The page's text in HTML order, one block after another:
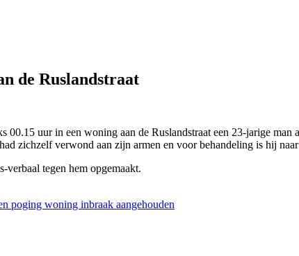
de Ruslandstraat
00.15 uur in een woning aan de Ruslandstraat een 23-jarige
zichzelf verwond aan zijn armen en voor behandeling is hij
tegen hem opgemaakt.
poging woning inbraak aangehouden